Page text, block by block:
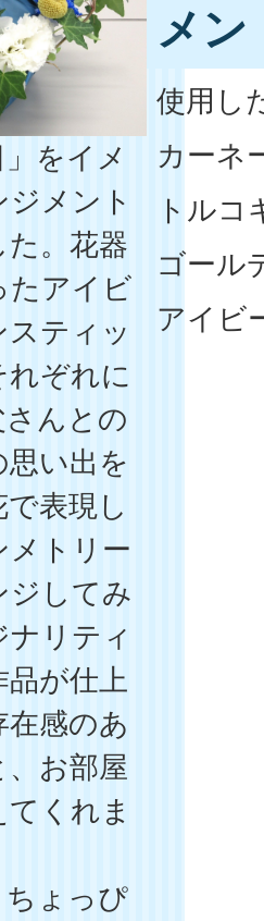
をイメ
メント
。花器
たアイビ
ティッ
れぞれに
んとの
思い出を
表現し
メトリー
ジしてみ
リティ
が仕上
感のあ
お部屋
くれま
ょっぴ
メン
使用し
カーネ
トルコ
ゴール
アイビ